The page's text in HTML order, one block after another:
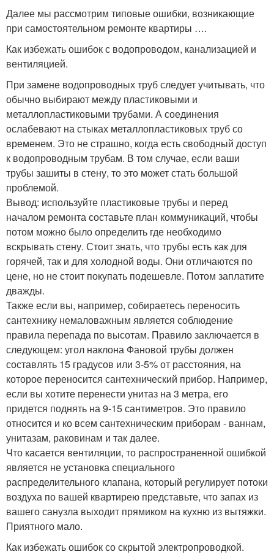
Далее мы рассмотрим типовые ошибки, возникающие
при самостоятельном ремонте квартиры ….
Как избежать ошибок с водопроводом, канализацией и
вентиляцией.
При замене водопроводных труб следует учитывать, что
обычно выбирают между пластиковыми и
металлопластиковыми трубами. А соединения
ослабевают на стыках металлопластиковых труб со
временем. Это не страшно, когда есть свободный доступ
к водопроводным трубам. В том случае, если ваши
трубы зашиты в стену, то это может стать большой
проблемой.
Вывод: используйте пластиковые трубы и перед
началом ремонта составьте план коммуникаций, чтобы
потом можно было определить где необходимо
вскрывать стену. Стоит знать, что трубы есть как для
горячей, так и для холодной воды. Они отличаются по
цене, но не стоит покупать подешевле. Потом заплатите
дважды.
Также если вы, например, собираетесь переносить
сантехнику немаловажным является соблюдение
правила перепада по высотам. Правило заключается в
следующем: угол наклона Фановой трубы должен
составлять 15 градусов или 3-5% от расстояния, на
которое переносится сантехнический прибор. Например,
если вы хотите перенести унитаз на 3 метра, его
придется поднять на 9-15 сантиметров. Это правило
относится и ко всем сантехническим приборам - ваннам,
унитазам, раковинам и так далее.
Что касается вентиляции, то распространенной ошибкой
является не установка специального
распределительного клапана, который регулирует потоки
воздуха по вашей квартирею представьте, что запах из
вашего санузла выходит прямиком на кухню из вытяжки.
Приятного мало.
Как избежать ошибок со скрытой электропроводкой.